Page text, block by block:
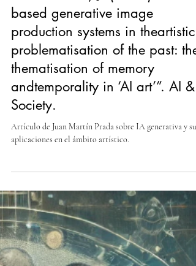
Laboratorio de Estudios del Futuro
11 mar 2025
1 min de lectura
Martín Prada, J. (2025): “AI-
based generative image
production systems in theartistic
problematisation of the past: the
thematisation of memory
Artículo de Juan Martín Prada sobre IA generativa y su
aplicaciones en el ámbito artístico.